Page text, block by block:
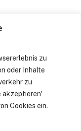
zu
oder Inhalte
zu
akzeptieren'
Cookies ein.